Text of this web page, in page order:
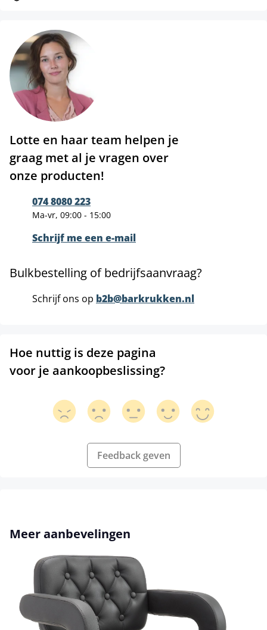
Lotte en haar team helpen je
graag met al je vragen over
onze producten!
074 8080 223
Ma-vr, 09:00 - 15:00
Schrijf me een e-mail
Bulkbestelling of bedrijfsaanvraag?
Schrijf ons op b2b@barkrukken.nl
Hoe nuttig is deze pagina
voor je aankoopbeslissing?
Feedback geven
Productgalerij overslaan
Meer aanbevelingen